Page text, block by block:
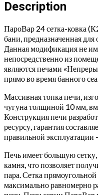
без
выноса
Description
ПароВар 24 сетка-ковка
бани, предназначенная
Данная модификация не
непосредственно из
являются печами
прямо во время банного
Массивная топка печи,
чугуна толщиной 10 мм,
Конструкция печи
ресурсу, гарантия
правильной эксплуатации
Печь имеет большую
камня, что позволяет
пара. Сетка
максимально равномерно